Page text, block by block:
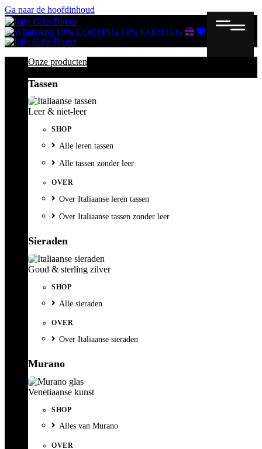
Ga naar de hoofdinhoud
10% KORTING 10% KORTING Gutscheine
Wunschliste
Warenkorb
Onze producten
Tassen
Leer & niet-leer
SHOP
Alle leren tassen
Alle tassen zonder leer
OVER
Over Italiaanse leren tassen
Over Italiaanse tassen zonder leer
Sieraden
Goud & sterling zilver
SHOP
Alle sieraden
OVER
Over Italiaanse sieraden
Murano
Venetiaanse kunst
SHOP
Alles van Murano
OVER